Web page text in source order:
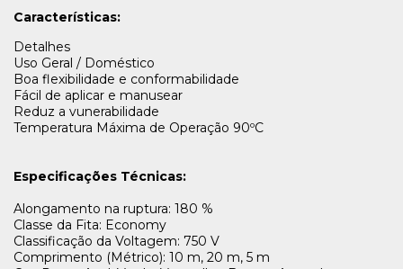
Características:
Detalhes
Uso Geral / Doméstico
Boa flexibilidade e conformabilidade
Fácil de aplicar e manusear
Reduz a vunerabilidade
Temperatura Máxima de Operação 90ºC
Especificações Técnicas:
Alongamento na ruptura: 180 %
Classe da Fita: Economy
Classificação da Voltagem: 750 V
Comprimento (Métrico): 10 m, 20 m, 5 m